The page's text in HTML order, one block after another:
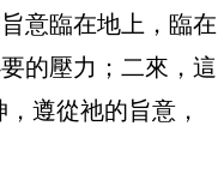
意臨在地上，臨在
的壓力；二來，這
遵從祂的旨意，